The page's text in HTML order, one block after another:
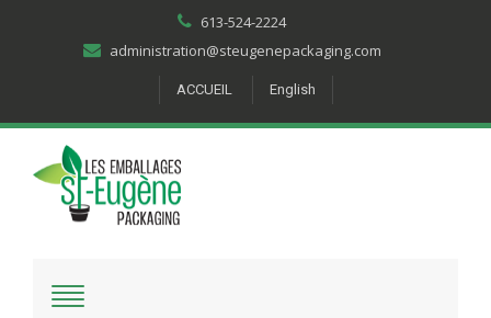
613-524-2224
administration@steugenepackaging.com
ACCUEIL English